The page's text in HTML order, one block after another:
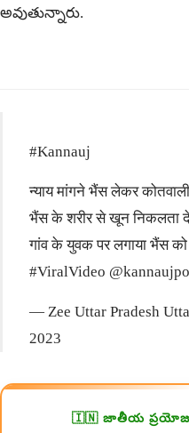
అవుతున్నారు.
#Kannauj
न्याय मांगने भैंस लेकर
भैंस के शरीर से खून निकलता
गांव के युवक पर लगाया भैंस
#ViralVideo
— Zee Uttar Pradesh
2023
🇮🇳 జాతీయ